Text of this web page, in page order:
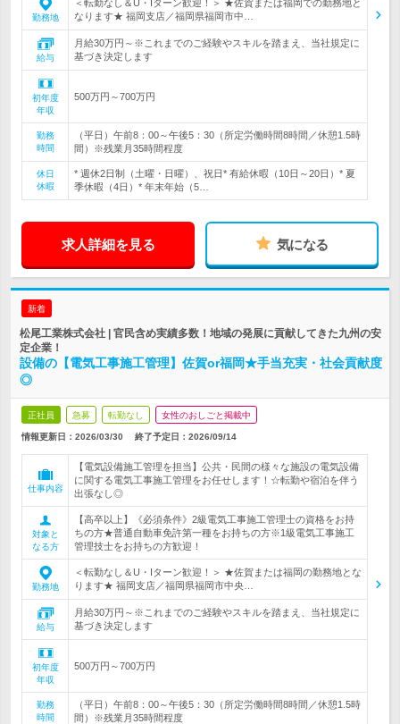
勤務地
＜転勤なし＆U・Iターン歓迎！＞ ★佐賀または福岡での勤務地と
なります★ 福岡支店／福岡県福岡市中…
給与
月給30万円～※これまでのご経験やスキルを踏まえ、当社規定に
基づき決定します
初年度
年収
500万円～700万円
勤務
時間
（平日）午前8：00～午後5：30（所定労働時間8時間／休憩1.5時
間）※残業月35時間程度
休日
休暇
* 週休2日制（土曜・日曜）、祝日* 有給休暇（10日～20日）* 夏
季休暇（4日）* 年末年始（5…
求人詳細を見る 気になる
新着
松尾工業株式会社 | 官民含め実績多数！地域の発展に貢献してきた九州の安
定企業！
設備の【電気工事施工管理】佐賀or福岡★手当充実・社会貢献度
◎
正社員 急募 転勤なし 女性のおしごと掲載中
情報更新日：2026/03/30 終了予定日： 2026/09/14
仕事内容
【電気設備施工管理を担当】公共・民間の様々な施設の電気設備
に関する電気工事施工管理をお任せします！☆転勤や宿泊を伴う
出張なし◎
対象と
なる方
【高卒以上】《必須条件》2級電気工事施工管理士の資格をお持
ちの方★普通自動車免許第一種をお持ちの方※1級電気工事施工
管理技士をお持ちの方歓迎！
勤務地
＜転勤なし＆U・Iターン歓迎！＞ ★佐賀または福岡の勤務地とな
ります★ 福岡支店／福岡県福岡市中央…
給与
月給30万円～※これまでのご経験やスキルを踏まえ、当社規定に
基づき決定します
初年度
年収
500万円～700万円
勤務
時間
（平日）午前8：00～午後5：30（所定労働時間8時間／休憩1.5時
間）※残業月35時間程度